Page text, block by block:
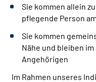
Sie kommen allein
pflegende Person
Sie kommen
Nähe und bleiben
Angehörigen
Im Rahmen unseres